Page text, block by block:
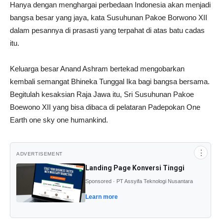
Hanya dengan menghargai perbedaan Indonesia akan menjadi
bangsa besar yang jaya, kata Susuhunan Pakoe Borwono XII
dalam pesannya di prasasti yang terpahat di atas batu cadas
itu.
Keluarga besar Anand Ashram bertekad mengobarkan
kembali semangat Bhineka Tunggal Ika bagi bangsa bersama.
Begitulah kesaksian Raja Jawa itu, Sri Susuhunan Pakoe
Boewono XII yang bisa dibaca di pelataran Padepokan One
Earth one sky one humankind.
ADVERTISEMENT ⋮
Landing Page Konversi Tinggi
Sponsored · PT Assyifa Teknologi Nusantara
Learn more